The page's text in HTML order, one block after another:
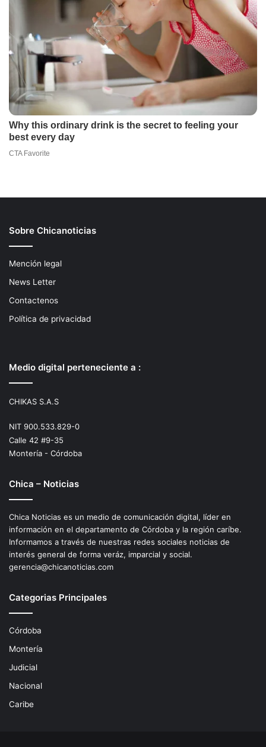
Sobre Chicanoticias
Mención legal
News Letter
Contactenos
Política de privacidad
Medio digital perteneciente a :
CHIKAS S.A.S
NIT 900.533.829-0
Calle 42 #9-35
Montería - Córdoba
Chica – Noticias
Chica Noticias es un medio de comunicación digital, líder en
información en el departamento de Córdoba y la región caríbe.
Informamos a través de nuestras redes sociales noticias de
interés general de forma veráz, imparcial y social.
gerencia@chicanoticias.com
Categorias Principales
Córdoba
Montería
Judicial
Nacional
Caribe